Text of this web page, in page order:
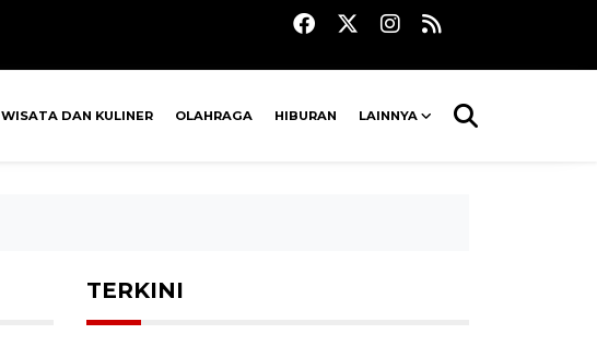
WISATA DAN KULINER OLAHRAGA HIBURAN LAINNYA
TERKINI